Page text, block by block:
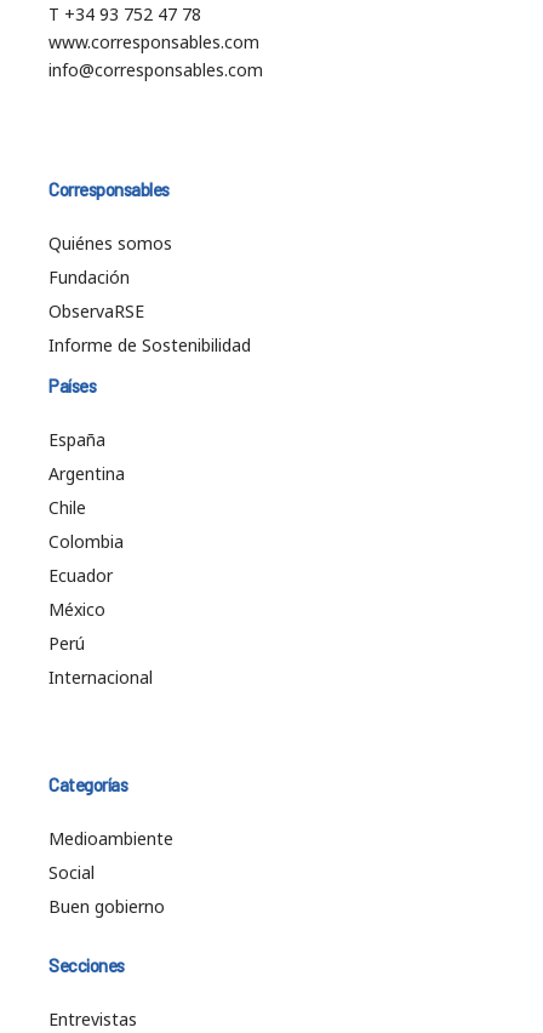
T +34 93 752 47 78
www.corresponsables.com
info@corresponsables.com
Corresponsables
Quiénes somos
Fundación
ObservaRSE
Informe de Sostenibilidad
Países
España
Argentina
Chile
Colombia
Ecuador
México
Perú
Internacional
Categorías
Medioambiente
Social
Buen gobierno
Secciones
Entrevistas